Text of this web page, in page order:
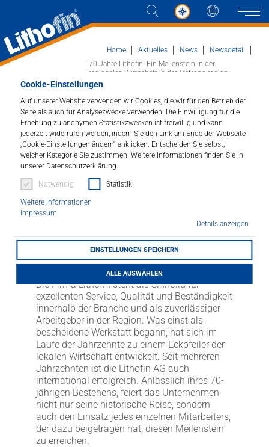
Cookie-Einstellungen
Auf unserer Website verwenden wir Cookies, die wir für den Betrieb der
Seite als auch für Analysezwecke verwenden. Die Einwilligung für die
Erhebung zu anonymen Statistikzwecken ist freiwillig und kann
jederzeit widerrufen werden, indem Sie den Link am Ende der Webseite
„Cookie-Einstellungen ändern“ anklicken. Entscheiden Sie selbst,
welcher Kategorie Sie zustimmen. Weitere Informationen finden Sie in
unserer Datenschutzerklärung.
Notwendig Statistik
Weitere Informationen
Impressum
Details anzeigen
EINSTELLUNGEN SPEICHERN
ALLE AUSWÄHLEN
Sprache
Lösungen
Aktuelles
Unternehmen
Kontakt
HÄNDLERSUCHE
Download
Home Aktuelles News
Newsdetail
70 Jahre Lithofin: Ein Meilenstein in der
regionalen Wirtschaft in der Metropolregion
Stuttgart
70 Jahre Lithofin: Ein
Meilenstein in der
regionalen Wirtschaft
in der Metropolregion
06.02.2024
Die Firma Lithofin steht als Sinnbild für
exzellenten Service, Qualität und Beständigkeit
innerhalb der Branche und als zuverlässiger
Arbeitgeber in der Region. Was einst als
bescheidene Werkstatt begann, hat sich im
Laufe der Jahrzehnte zu einem Eckpfeiler der
lokalen Wirtschaft entwickelt. Seit mehreren
Jahrzehnten ist die Lithofin AG auch
international erfolgreich. Anlässlich ihres 70-
jährigen Bestehens, feiert das Unternehmen
nicht nur seine historische Reise, sondern
auch den Einsatz jedes einzelnen Mitarbeiters,
der dazu beigetragen hat, diesen Meilenstein
zu erreichen.